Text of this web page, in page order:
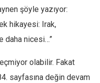
şöyle yazıyor:
hikayesi: Irak,
daha nicesi…”
olabilir. Fakat
sayfasına değin devam